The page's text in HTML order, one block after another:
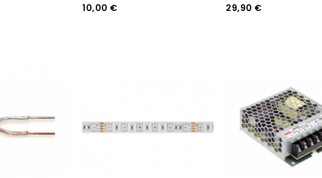
10,00 € 29,90 €